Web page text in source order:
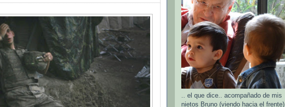
.. el que dice.. acompañado de mis
nietos Bruno (viendo hacia el frente)